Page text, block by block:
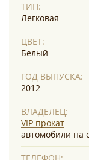
ТИП:
Легковая
ЦВЕТ:
Белый
ГОД ВЫПУСКА:
2012
ВЛАДЕЛЕЦ:
VIP прокат
автомобили на